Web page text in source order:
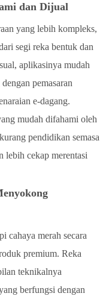
dan Dijual
yang lebih kompleks,
segi reka bentuk dan
aplikasinya mudah
pemasaran
e-dagang.
mudah difahami oleh
pendidikan semasa
lebih cekap merentasi
cahaya merah secara
premium. Reka
teknikalnya
berfungsi dengan